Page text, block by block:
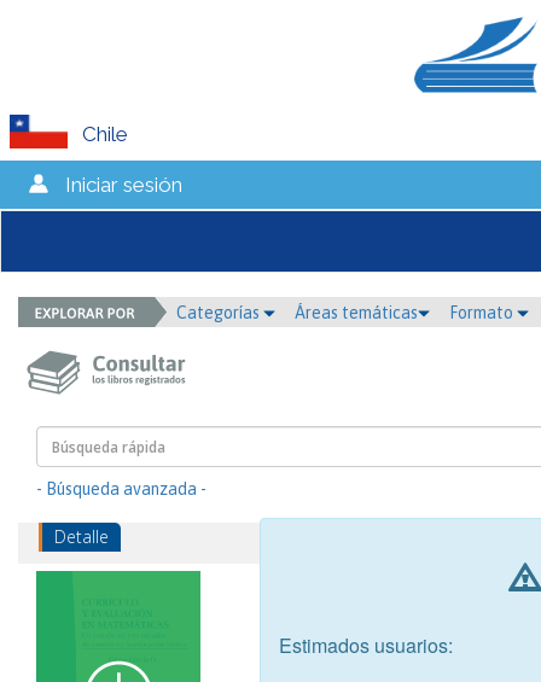
Chile
Iniciar sesión
Categorías Áreas temáticas Formato
- Búsqueda avanzada -
Detalle
Estimados usuarios: